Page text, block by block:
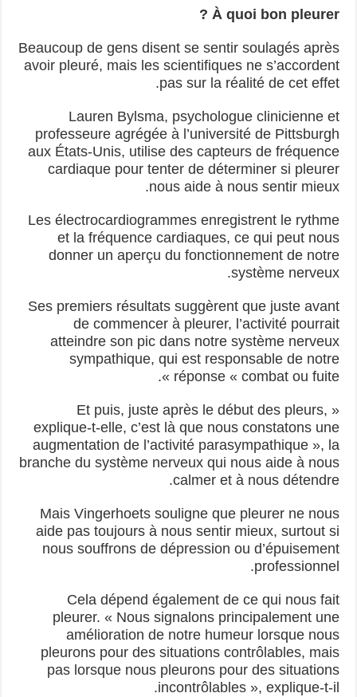
À quoi bon pleurer ?
Beaucoup de gens disent se sentir soulagés après
avoir pleuré, mais les scientifiques ne s’accordent
pas sur la réalité de cet effet.
Lauren Bylsma, psychologue clinicienne et
professeure agrégée à l’université de Pittsburgh
aux États-Unis, utilise des capteurs de fréquence
cardiaque pour tenter de déterminer si pleurer
nous aide à nous sentir mieux.
Les électrocardiogrammes enregistrent le rythme
et la fréquence cardiaques, ce qui peut nous
donner un aperçu du fonctionnement de notre
système nerveux.
Ses premiers résultats suggèrent que juste avant
de commencer à pleurer, l’activité pourrait
atteindre son pic dans notre système nerveux
sympathique, qui est responsable de notre
réponse « combat ou fuite ».
« Et puis, juste après le début des pleurs,
explique-t-elle, c’est là que nous constatons une
augmentation de l’activité parasympathique », la
branche du système nerveux qui nous aide à nous
calmer et à nous détendre.
Mais Vingerhoets souligne que pleurer ne nous
aide pas toujours à nous sentir mieux, surtout si
nous souffrons de dépression ou d’épuisement
professionnel.
Cela dépend également de ce qui nous fait
pleurer. « Nous signalons principalement une
amélioration de notre humeur lorsque nous
pleurons pour des situations contrôlables, mais
pas lorsque nous pleurons pour des situations
incontrôlables », explique-t-il.